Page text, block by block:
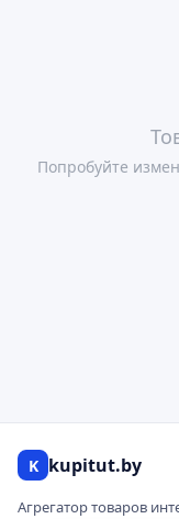
Попробуйте
K kupitut.by
Агрегатор товаров